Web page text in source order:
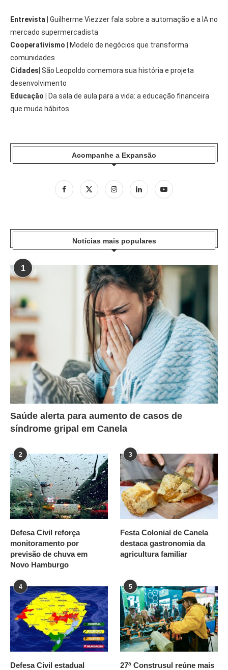
Entrevista | Guilherme Viezzer fala sobre a automação e a IA no
mercado supermercadista
Cooperativismo
| Modelo de negócios que transforma
comunidades
Cidades | São Leopoldo comemora sua história e projeta
desenvolvimento
Educação |
Da sala de aula para a vida: a educação financeira
que muda hábitos
Acompanhe a Expansão
Notícias mais populares
1
Saúde alerta para aumento de casos de
síndrome gripal em Canela
2
Defesa Civil reforça
monitoramento por
previsão de chuva em
Novo Hamburgo
3
Festa Colonial de Canela
destaca gastronomia da
agricultura familiar
4
Defesa Civil estadual
5
27ª Construsul reúne mais